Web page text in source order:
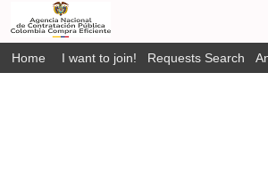
Home I want to join! Requests Search